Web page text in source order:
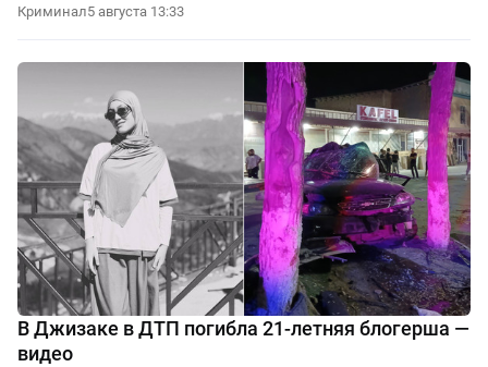
Криминал5 августа 13:33
В Джизаке в ДТП погибла 21-летняя блогерша —
видео